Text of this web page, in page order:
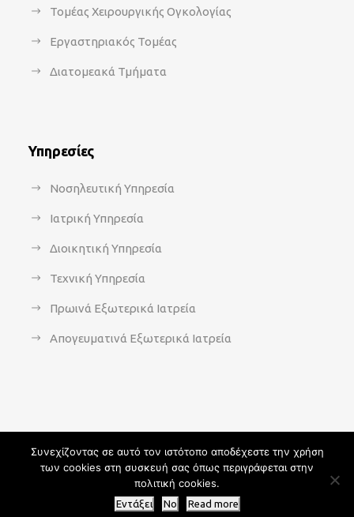
Τομέας Χειρουργικής Ογκολογίας
Εργαστηριακός Τομέας
Διατομεακά Τμήματα
Υπηρεσίες
Νοσηλευτική Υπηρεσία
Ιατρική Υπηρεσία
Διοικητική Υπηρεσία
Τεχνική Υπηρεσία
Πρωινά Εξωτερικά Ιατρεία
Απογευματινά Εξωτερικά Ιατρεία
Copyright 2021 - agsavvas-hosp.gr - All Rights Reserved | An
Web-Creation powered by
Συνεχίζοντας σε αυτό τον ιστότοπο αποδέχεστε την χρήση
των cookies στη συσκευή σας όπως περιγράφεται στην
πολιτική cookies.
Εντάξει No Read more